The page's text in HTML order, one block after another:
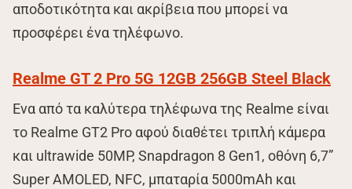
αποδοτικότητα και ακρίβεια που μπορεί να
προσφέρει ένα τηλέφωνο.
Realme GT 2 Pro 5G 12GB 256GB Steel Black
Ενα από τα καλύτερα τηλέφωνα της Realme είναι
τo Realme GT2 Pro αφού διαθέτει τριπλή κάμερα
και ultrawide 50MP, Snapdragon 8 Gen1, οθόνη 6,7”
Super AMOLED, NFC, μπαταρία 5000mAh και